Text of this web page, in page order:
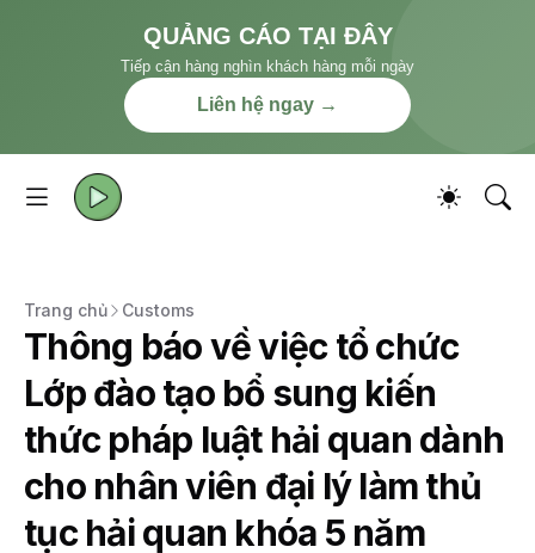
QUẢNG CÁO TẠI ĐÂY
Tiếp cận hàng nghìn khách hàng mỗi ngày
Liên hệ ngay →
Trang chủ Customs
Thông báo về việc tổ chức
Lớp đào tạo bổ sung kiến
thức pháp luật hải quan dành
cho nhân viên đại lý làm thủ
tục hải quan khóa 5 năm